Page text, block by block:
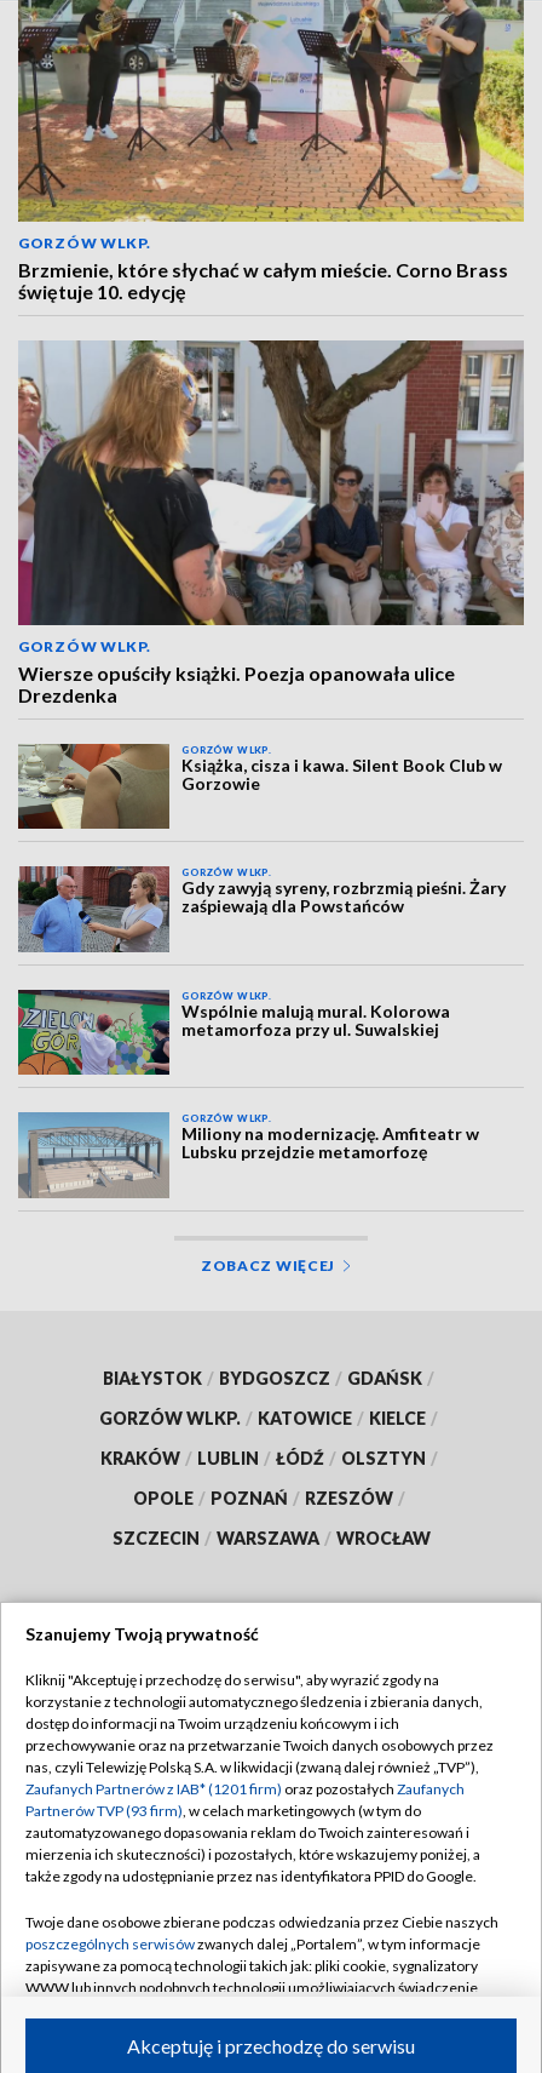
GORZÓW WLKP.
Brzmienie, które słychać w całym mieście. Corno Brass
świętuje 10. edycję
GORZÓW WLKP.
Wiersze opuściły książki. Poezja opanowała ulice
Drezdenka
GORZÓW WLKP.
Książka, cisza i kawa. Silent Book Club w
Gorzowie
GORZÓW WLKP.
Gdy zawyją syreny, rozbrzmią pieśni. Żary
zaśpiewają dla Powstańców
GORZÓW WLKP.
Wspólnie malują mural. Kolorowa
metamorfoza przy ul. Suwalskiej
GORZÓW WLKP.
Miliony na modernizację. Amfiteatr w
Lubsku przejdzie metamorfozę
ZOBACZ WIĘCEJ
BIAŁYSTOK / BYDGOSZCZ / GDAŃSK /
GORZÓW WLKP. / KATOWICE / KIELCE /
KRAKÓW / LUBLIN / ŁÓDŹ / OLSZTYN /
OPOLE / POZNAŃ / RZESZÓW /
SZCZECIN / WARSZAWA / WROCŁAW
TVP
Abonament TVP
Emisja w TVP
Centrum informacji TVP
Naziemna Telewizja Cyfrowa
Rada Programowa
System NOS
Informacje o nadawcy
Program dla prasy
Regulamin TVP
Polityka prywatności
Moje zgody
Pomoc
Kontakt
Kanały
Szanujemy Twoją prywatność
Kliknij "Akceptuję i przechodzę do serwisu", aby wyrazić zgody na
korzystanie z technologii automatycznego śledzenia i zbierania danych,
dostęp do informacji na Twoim urządzeniu końcowym i ich
przechowywanie oraz na przetwarzanie Twoich danych osobowych przez
nas, czyli Telewizję Polską S.A. w likwidacji (zwaną dalej również „TVP”),
Zaufanych Partnerów z IAB* (1201 firm) oraz pozostałych Zaufanych
Partnerów TVP (93 firm), w celach marketingowych (w tym do
zautomatyzowanego dopasowania reklam do Twoich zainteresowań i
mierzenia ich skuteczności) i pozostałych, które wskazujemy poniżej, a
także zgody na udostępnianie przez nas identyfikatora PPID do Google.
Twoje dane osobowe zbierane podczas odwiedzania przez Ciebie naszych
poszczególnych serwisówzwanych dalej „Portalem”, w tym informacje
zapisywane za pomocą technologii takich jak: pliki cookie, sygnalizatory
WWW lub innych podobnych technologii umożliwiających świadczenie
ruchu w Internecie.Akceptuję i przechodzę do serwisu